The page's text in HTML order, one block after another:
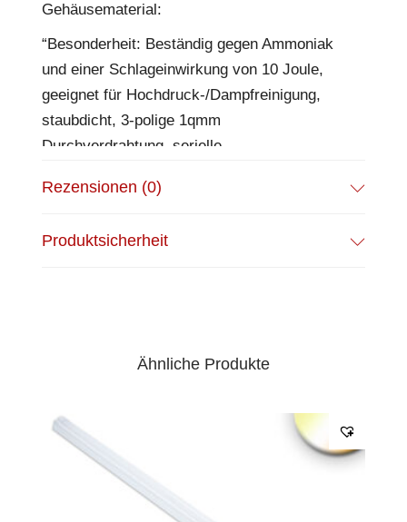
Gehäusematerial:
“Besonderheit: Beständig gegen Ammoniak
und einer Schlageinwirkung von 10 Joule,
geeignet für Hochdruck-/Dampfreinigung,
staubdicht, 3-polige 1qmm
Durchverdrahtung, serielle
möglich, inkl. Edelstahl-Montageklemmen für
EPREL Datenblatt:
Rezensionen (0)
Produktsicherheit
Ähnliche Produkte